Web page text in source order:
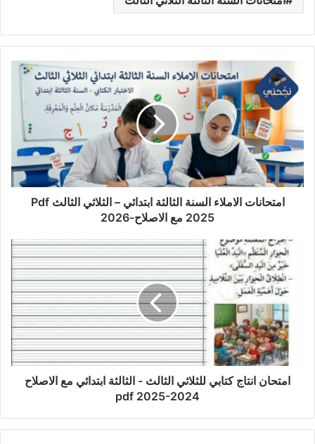
امتحانات
الاملاء
السنة
الثالثة
ابتدائي
–
الثلاثي
الثالث
Pdf
2025
امتحانات الاملاء السنة الثالثة ابتدائي – الثلاثي الثالث Pdf
2025 مع الاصلاح-2026
امتحان
كتابي
للثلاثي
الثالث
الثالثة
ابتدائي
الاصلاح
2024
امتحان انتاج كتابي للثلاثي الثالث - الثالثة ابتدائي مع الاصلاح
pdf 2025-2024